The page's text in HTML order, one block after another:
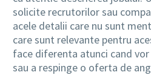
solicite recrutorilor sau
acele detalii care nu sunt
care sunt relevante pentru
face diferenta atunci cand
sau a respinge o oferta de